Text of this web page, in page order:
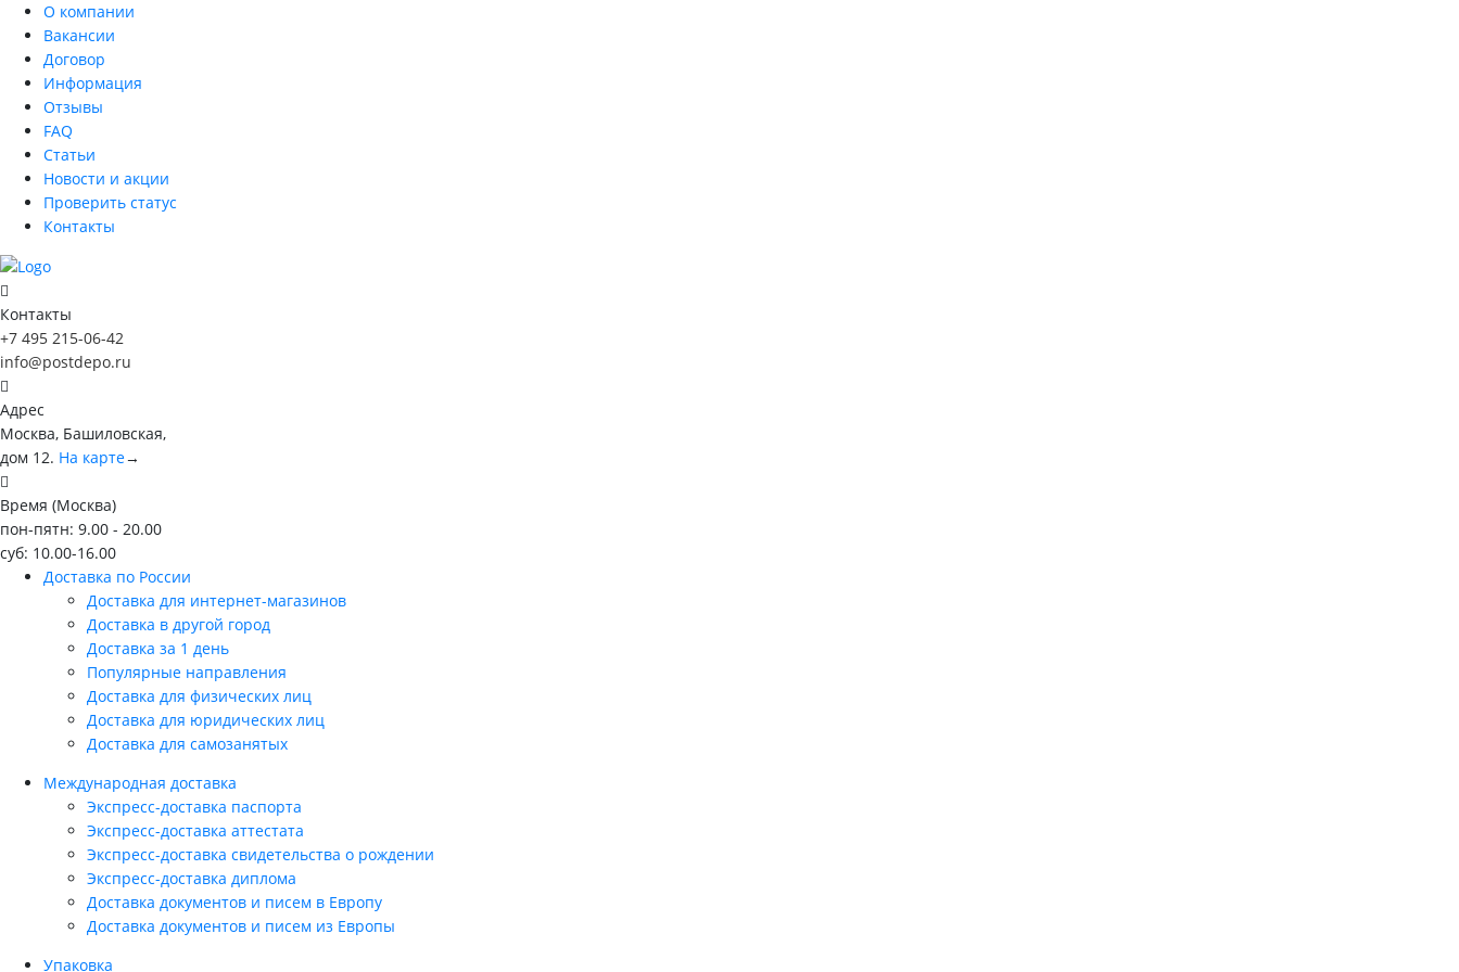
О компании
Вакансии
Договор
Информация
Отзывы
FAQ
Статьи
Новости и акции
Проверить статус
Контакты
Контакты
+7 495 215-06-42
info@postdepo.ru
Адрес
Москва, Башиловская,
дом 12. На карте→
Время (Москва)
пон-пятн: 9.00 - 20.00
суб: 10.00-16.00
Доставка по России
Доставка для интернет-магазинов
Доставка в другой город
Доставка за 1 день
Популярные направления
Доставка для физических лиц
Доставка для юридических лиц
Доставка для самозанятых
Международная доставка
Экспресс-доставка паспорта
Экспресс-доставка аттестата
Экспресс-доставка свидетельства о рождении
Экспресс-доставка диплома
Доставка документов и писем в Европу
Доставка документов и писем из Европы
Упаковка